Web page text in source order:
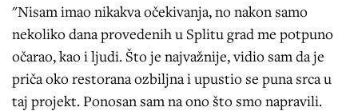
"Nisam imao nikakva očekivanja, no nakon samo
nekoliko dana provedenih u Splitu grad me potpuno
očarao, kao i ljudi. Što je najvažnije, vidio sam da je
priča oko restorana ozbiljna i upustio se puna srca u
taj projekt. Ponosan sam na ono što smo napravili.